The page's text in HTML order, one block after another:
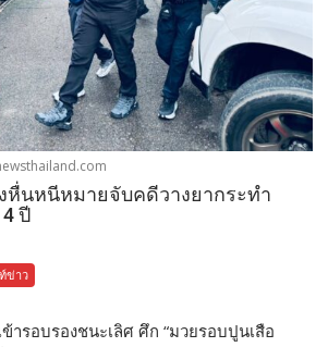
หื่นหนีหมายจับคดีวางยากระทำ
ปี
ข่าว
ารอบรองชนะเลิศ ศึก “มวยรอบปูนเสือ